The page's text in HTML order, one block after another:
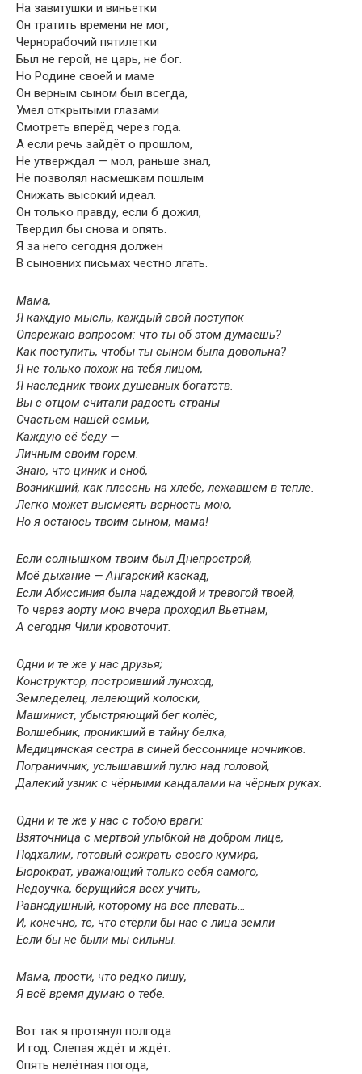
На завитушки и виньетки
Он тратить времени не мог,
Чернорабочий пятилетки
Был не герой, не царь, не бог.
Но Родине своей и маме
Он верным сыном был всегда,
Умел открытыми глазами
Смотреть вперёд через года.
А если речь зайдёт о прошлом,
Не утверждал — мол, раньше знал,
Не позволял насмешкам пошлым
Снижать высокий идеал.
Он только правду, если б дожил,
Твердил бы снова и опять.
Я за него сегодня должен
В сыновних письмах честно лгать.
Мама,
Я каждую мысль, каждый свой поступок
Опережаю вопросом: что ты об этом думаешь?
Как поступить, чтобы ты сыном была довольна?
Я не только похож на тебя лицом,
Я наследник твоих душевных богатств.
Вы с отцом считали радость страны
Счастьем нашей семьи,
Каждую её беду —
Личным своим горем.
Знаю, что циник и сноб,
Возникший, как плесень на хлебе, лежавшем в тепле.
Легко может высмеять верность мою,
Но я остаюсь твоим сыном, мама!
Если солнышком твоим был Днепрострой,
Моё дыхание — Ангарский каскад,
Если Абиссиния была надеждой и тревогой твоей,
То через аорту мою вчера проходил Вьетнам,
А сегодня Чили кровоточит.
Одни и те же у нас друзья;
Конструктор, построивший луноход,
Земледелец, лелеющий колоски,
Машинист, убыстряющий бег колёс,
Волшебник, проникший в тайну белка,
Медицинская сестра в синей бессоннице ночников.
Пограничник, услышавший пулю над головой,
Далекий узник с чёрными кандалами на чёрных руках.
Одни и те же у нас с тобою враги:
Взяточница с мёртвой улыбкой на добром лице,
Подхалим, готовый сожрать своего кумира,
Бюрократ, уважающий только себя самого,
Недоучка, берущийся всех учить,
Равнодушный, которому на всё плевать…
И, конечно, те, что стёрли бы нас с лица земли
Если бы не были мы сильны.
Мама, прости, что редко пишу,
Я всё время думаю о тебе.
Вот так я протянул полгода
И год. Слепая ждёт и ждёт.
Опять нелётная погода,